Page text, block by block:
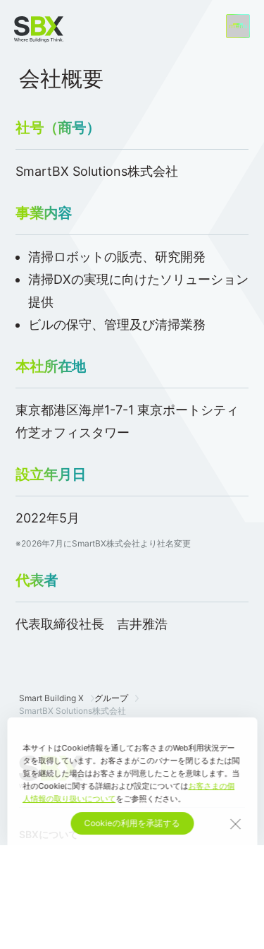
SBXについて
業界別事例
グローバル・ネットワーク
日本
menu
会社概要
社号（商号）
SmartBX Solutions株式会社
事業内容
清掃ロボットの販売、研究開発
清掃DXの実現に向けたソリューション
提供
ビルの保守、管理及び清掃業務
本社所在地
東京都港区海岸1-7-1 東京ポートシティ
竹芝オフィスタワー
設立年月日
2022年5月
※2026年7月にSmartBX株式会社より社名変更
代表者
代表取締役社長 吉井雅浩
Smart Building X
グループ
SmartBX Solutions株式会社
本サイトはCookie情報を通してお客さまのWeb利用状況デー
タを取得しています。お客さまがこのバナーを閉じるまたは閲
覧を継続した場合はお客さまが同意したことを意味します。当
社のCookieに関する詳細および設定についてはお客さまの個
人情報の取り扱いについてをご参照ください。
Cookieの利用を承諾する
SBXについて